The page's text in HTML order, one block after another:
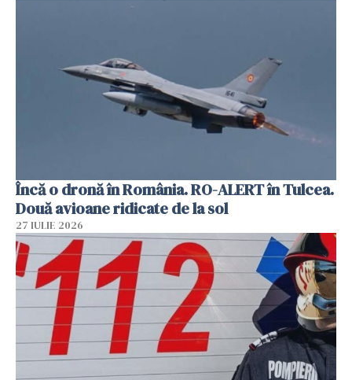
Încă o dronă în România. RO-ALERT în Tulcea.
Două avioane ridicate de la sol
27 IULIE 2026